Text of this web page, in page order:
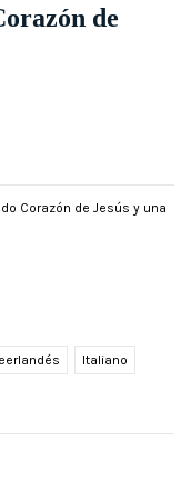
de
Corazón de Jesús y una
Italiano